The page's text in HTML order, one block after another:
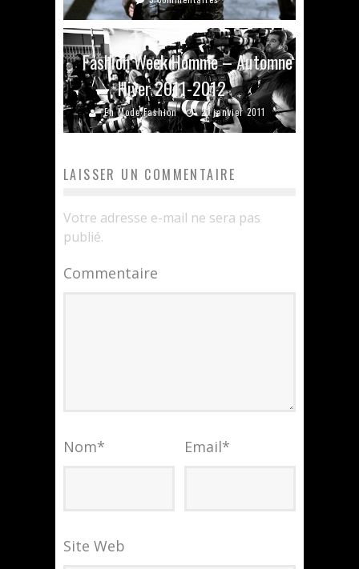
Fashion Week Homme – Automne
Hiver 2011-2012
En Mode Fashion 21 janvier 2011
LAISSER UN COMMENTAIRE
Votre adresse e-mail ne sera pas
publié.
Commentaire
Nom* Email*
Site Web